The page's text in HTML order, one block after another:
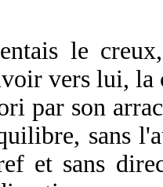
le
vers lui,
par son
sans
et sans